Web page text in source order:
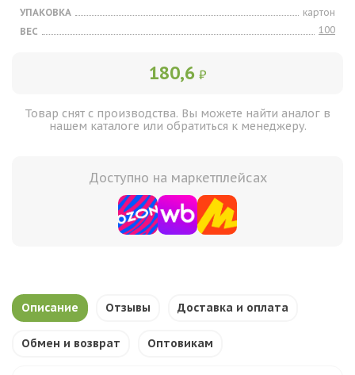
УПАКОВКА
картон
ВЕС
100
180,6 ₽
Товар снят с производства. Вы можете найти аналог в
нашем каталоге или обратиться к менеджеру.
Доступно на маркетплейсах
Описание Отзывы Доставка и оплата
Обмен и возврат Оптовикам